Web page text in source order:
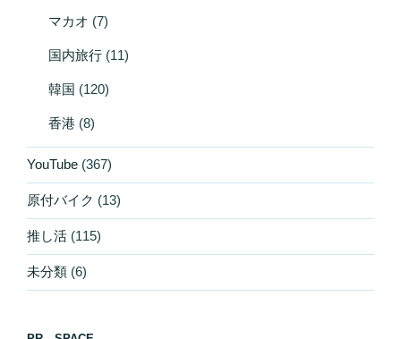
マカオ (7)
国内旅行 (11)
韓国 (120)
香港 (8)
YouTube (367)
原付バイク (13)
推し活 (115)
未分類 (6)